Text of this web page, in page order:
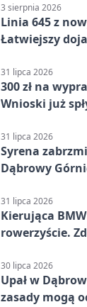
3 sierpnia 2026
Linia 645 z
Łatwiejszy
31 lipca 2026
300 zł na
Wnioski już
31 lipca 2026
Syrena
Dąbrowy
31 lipca 2026
Kierująca
rowerzyście.
30 lipca 2026
Upał w
zasady mogą